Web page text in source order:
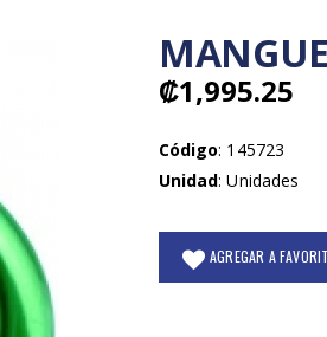
₡1,995.25
Código: 145723
Unidad: Unidades
AGREGAR A